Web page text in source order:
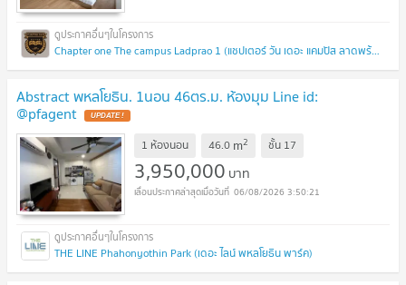
Chapter one The campus Ladprao 1 (แชปเตอร์ วัน เดอะ แคมปัส ลาดพร้าว 1)
Abstract พหลโยธิน. 1นอน 46ตร.ม. ห้องมุม Line id:
@pfagent UPDATE !
1 ห้องนอน 46.0 m2 ชั้น 17
3,950,000 บาท
06/08/2026 3:50:21
THE LINE Phahonyothin Park (เดอะ ไลน์ พหลโยธิน พาร์ค)